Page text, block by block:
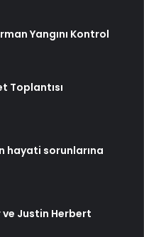
Yangını Kontrol
Toplantısı
hayati sorunlarına
ve Justin Herbert